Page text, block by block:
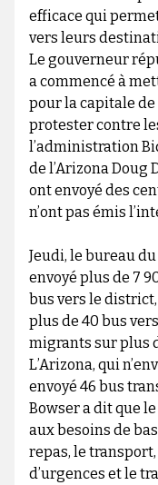
efficace qui
vers leurs
Le gouverneur
a commencé à
pour la capitale
protester contre
l’administration
de l’Arizona Doug
ont envoyé des
n’ont pas émis
Jeudi, le bureau
envoyé plus de 7
bus vers le
plus de 40 bus
migrants sur plus
L’Arizona, qui
envoyé 46 bus
Bowser a dit que
aux besoins de
repas, le
d’urgences et le